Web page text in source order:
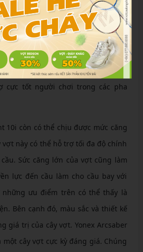
Nhưng vẫn mang đầy đủ các
Cây vợt này hỗ trợ đầy đủ các nhu
Không những thế, nó còn là một
tương đối mềm. Cây vợt này không
phải nên nó cục kỳ linh hoạt và
cực tốt người chơi trong các pha
10i còn có thể chịu được mức căng
vợt này có thể hỗ trợ tối đa độ chính
Sức căng lớn của vợt cũng làm
lực đến cầu làm cho cầu bay với
những ưu điểm trên có thể thấy là
Bên cạnh đó, màu sắc và thiết kế
giá trị của cây vợt. Yonex Arcsaber
cây vợt cực kỳ đáng giá. Chúng